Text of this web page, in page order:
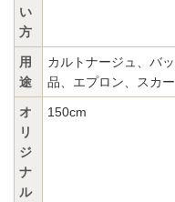
い
方
用
途
カルトナージュ、バ
品、エプロン、スカ
オ
リ
ジ
ナ
ル
150cm